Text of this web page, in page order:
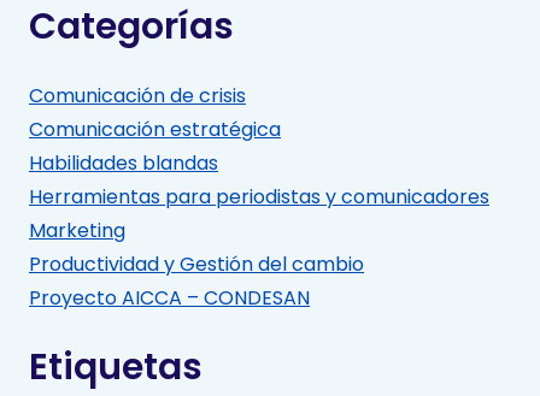
Categorías
Comunicación de crisis
Comunicación estratégica
Habilidades blandas
Herramientas para periodistas y comunicadores
Marketing
Productividad y Gestión del cambio
Proyecto AICCA – CONDESAN
Etiquetas